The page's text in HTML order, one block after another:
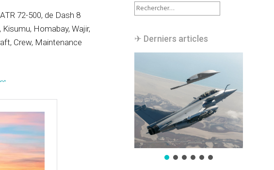
72-500, de Dash 8
Homabay, Wajir,
Crew, Maintenance
Rechercher :
✈︎ Derniers articles